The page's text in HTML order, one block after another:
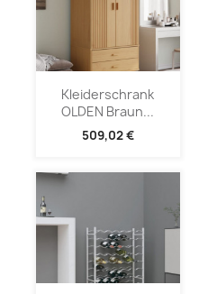
Kleiderschrank
OLDEN Braun...
509,02 €